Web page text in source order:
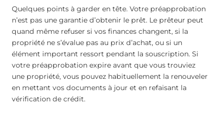
Quelques points à garder en tête. Votre préapprobation
n’est pas une garantie d’obtenir le prêt. Le prêteur peut
quand même refuser si vos finances changent, si la
propriété ne s’évalue pas au prix d’achat, ou si un
élément important ressort pendant la souscription. Si
votre préapprobation expire avant que vous trouviez
une propriété, vous pouvez habituellement la renouveler
en mettant vos documents à jour et en refaisant la
vérification de crédit.